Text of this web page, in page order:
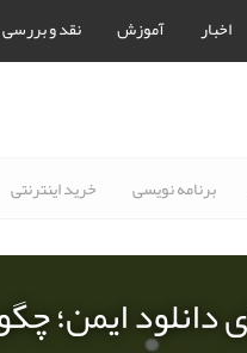
اخبار آموزش نقد و بررسی
برنامه نویسی خرید اینترنتی
دانلود ایمن؛